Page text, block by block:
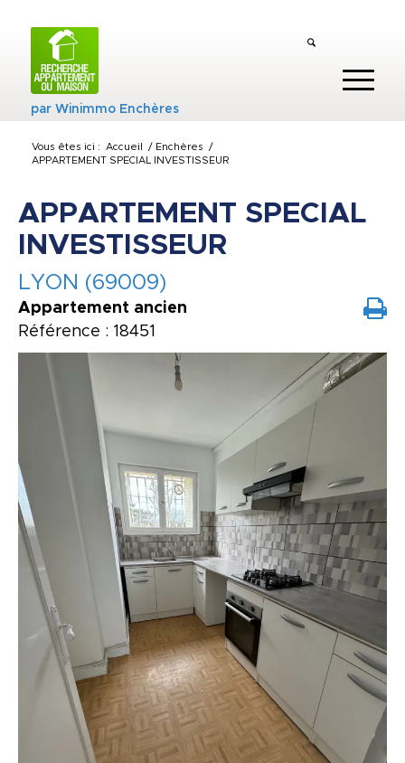
parWinimmo Enchères
Vous êtes ici : Accueil / Enchères
/
APPARTEMENT SPECIAL INVESTISSEUR
APPARTEMENT SPECIAL
INVESTISSEUR
LYON (69009)
Appartement ancien
Référence : 18451